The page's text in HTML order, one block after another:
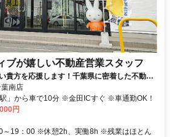
ブが嬉しい不動産営業スタッフ
貴方を応援します！千葉県に密着した不動産
らえるスタッフを募集します。不動産経験者
産会社屈指の高歩合率！＞完全反響営業×県
ースで働けます。
南店
袖ケ浦駅」から車で10分 ※金田ICすぐ ※車通勤OK！
円
～19：00 ※休憩2h、実働8h ※残業はほとん